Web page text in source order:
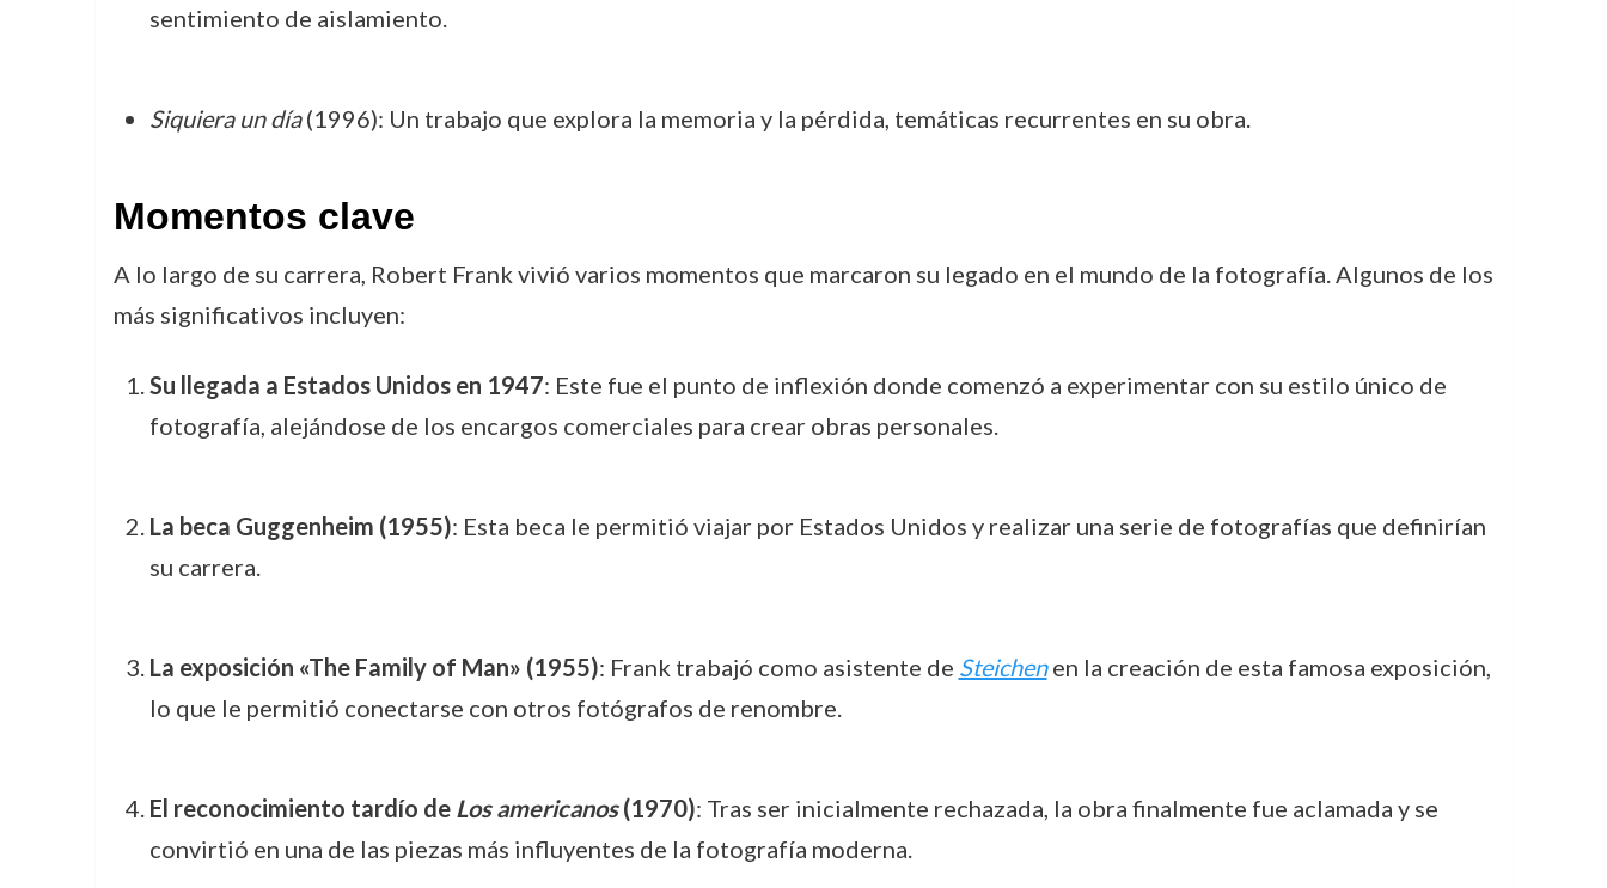
sentimiento de aislamiento.
Siquiera un día(1996): Un trabajo que explora la memoria y la pérdida, temáticas recurrentes en su obra.
Momentos clave
A lo largo de su carrera, Robert Frank vivió varios momentos que marcaron su legado en el mundo de la fotografía. Algunos de los
más significativos incluyen:
Su llegada a Estados Unidos en 1947: Este fue el punto de inflexión donde comenzó a experimentar con su estilo único de
fotografía, alejándose de los encargos comerciales para crear obras personales.
La beca Guggenheim (1955): Esta beca le permitió viajar por Estados Unidos y realizar una serie de fotografías que definirían
su carrera.
La exposición «The Family of Man» (1955): Frank trabajó como asistente de Steichenen la creación de esta famosa exposición,
lo que le permitió conectarse con otros fotógrafos de renombre.
El reconocimiento tardío de Los americanos(1970): Tras ser inicialmente rechazada, la obra finalmente fue aclamada y se
convirtió en una de las piezas más influyentes de la fotografía moderna.